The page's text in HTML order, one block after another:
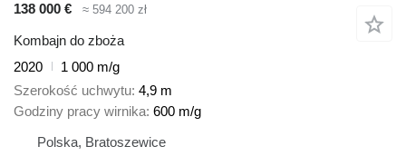
138 000 €
≈ 594 200 zł
Kombajn do zboża
2020
1 000 m/g
Szerokość uchwytu 4,9 m
Godziny pracy wirnika 600 m/g
Polska, Bratoszewice